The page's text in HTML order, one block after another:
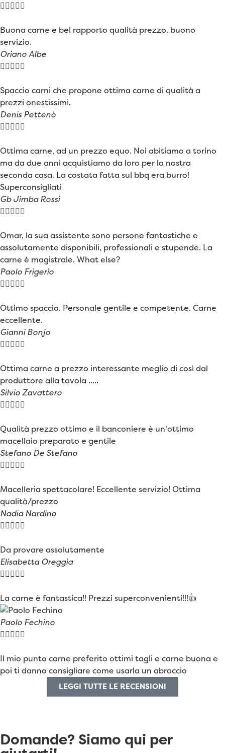

Buona carne e bel rapporto qualità prezzo. buono
servizio.
Oriano Albe

Spaccio carni che propone ottima carne di qualità a
prezzi onestissimi.
Denis Pettenò

Ottima carne, ad un prezzo equo. Noi abitiamo a torino
ma da due anni acquistiamo da loro per la nostra
seconda casa. La costata fatta sul bbq era burro!
Superconsigliati
Gb Jimba Rossi

Omar, la sua assistente sono persone fantastiche e
assolutamente disponibili, professionali e stupende. La
carne è magistrale. What else?
Paolo Frigerio

Ottimo spaccio. Personale gentile e competente. Carne
eccellente.
Gianni Bonjo

Ottima carne a prezzo interessante meglio di così dal
produttore alla tavola .....
Silvio Zavattero

Qualità prezzo ottimo e il banconiere è un'ottimo
macellaio preparato e gentile
Stefano De Stefano

Macelleria spettacolare! Eccellente servizio! Ottima
qualità/prezzo
Nadia Nardino

Da provare assolutamente
Elisabetta Oreggia

La carne è fantastica!! Prezzi superconvenienti!!!👍
Paolo Fechino

Il mio punto carne preferito ottimi tagli e carne buona e
poi ti danno consigliare come usarla un abraccio
LEGGI TUTTE LE RECENSIONI
Domande? Siamo qui per